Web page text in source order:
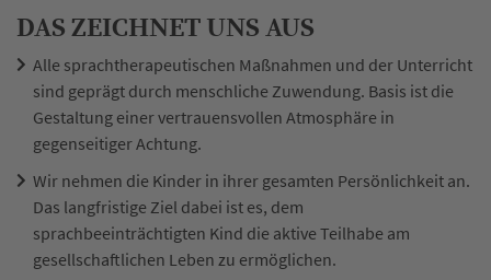
DAS ZEICHNET UNS AUS
Alle sprachtherapeutischen Maßnahmen und der Unterricht
sind geprägt durch menschliche Zuwendung. Basis ist die
Gestaltung einer vertrauensvollen Atmosphäre in
gegenseitiger Achtung.
Wir nehmen die Kinder in ihrer gesamten Persönlichkeit an.
Das langfristige Ziel dabei ist es, dem
sprachbeeinträchtigten Kind die aktive Teilhabe am
gesellschaftlichen Leben zu ermöglichen.